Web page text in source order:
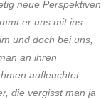
neue Perspektiven
er uns mit ins
und doch bei uns,
an ihren
aufleuchtet.
die vergisst man ja